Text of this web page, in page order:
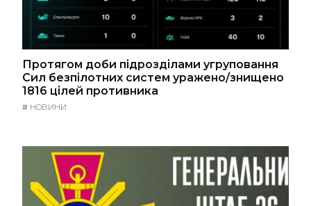
Протягом доби підрозділами угруповання
Сил безпілотних систем уражено/знищено
1816 цілей противника
# НОВИНИ